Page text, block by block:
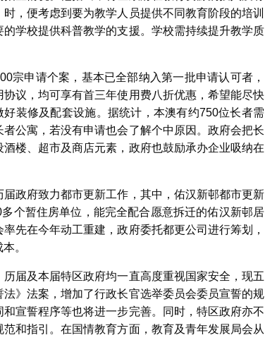
，便考虑到要为教学人员提供不同教育阶段的培训
学校提供科普教学的支援。学校需持续提升教学质
宗申请个案，基本已全部纳入第一批申请认可者，
议，均可享有首三年使用费八折优惠，希望能尽快
装修及配套设施。据统计，本澳有约750位长者需
公寓，若没有申请也会了解个中原因。政府会把长
楼、超市及商店元素，政府也鼓励承办企业吸纳在
政府致力都市更新工作，其中，佑汉新邨都市更新
个暂住房单位，能完全配合愿意拆迁的佑汉新邨居
先在今年动工重建，政府委托都更公司进行筹划，
。
届及本届特区政府均一直高度重视国家安全，现五
》法案，增加了行政长官选举委员会委员宣誓的规
宣誓程序等也将进一步完善。同时，特区政府亦不
和指引。在国情教育方面，教育及青年发展局会从